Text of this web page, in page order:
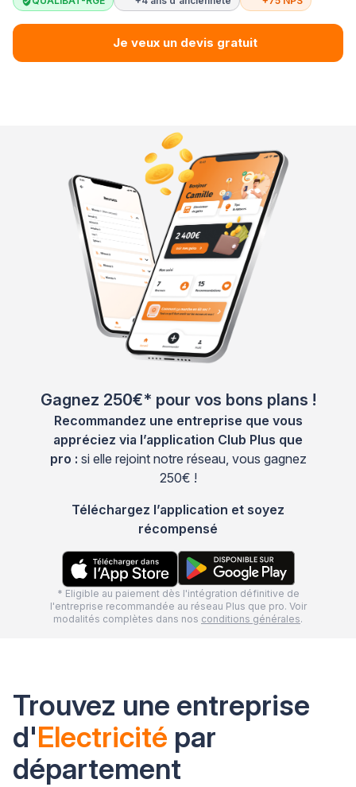
Je veux un devis gratuit
Gagnez 250€* pour vos bons plans !
Recommandez une entreprise que vous
appréciez via l’application Club Plus que
pro : si elle rejoint notre réseau, vous gagnez
250€ !
Téléchargez l’application et soyez
récompensé
* Eligible au paiement dès l'intégration définitive de
l'entreprise recommandée au réseau Plus que pro. Voir
modalités complètes dans nos conditions générales.
Trouvez une entreprise
d'Electricité par
département